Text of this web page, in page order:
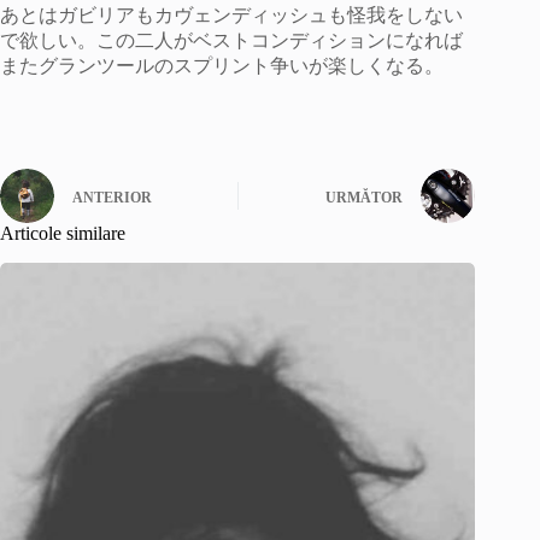
あとはガビリアもカヴェンディッシュも怪我をしない
で欲しい。この二人がベストコンディションになれば
またグランツールのスプリント争いが楽しくなる。
ANTERIOR URMĂTOR
Articole similare